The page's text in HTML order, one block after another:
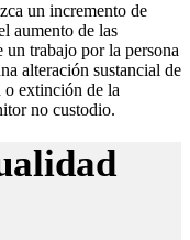
un incremento de
aumento de las
un trabajo por la persona
alteración sustancial de
o extinción de la
no custodio.